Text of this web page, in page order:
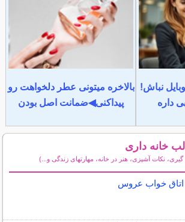
نباش!
داره
بالاخره میتونی عطر دلخواهت رو
پیداکنی◀ضمانت اصل بودن
خانه داری
نکات آشپزی، هنر در خانه، مهارتهای زندگی و...)
اتاق خواب عروس